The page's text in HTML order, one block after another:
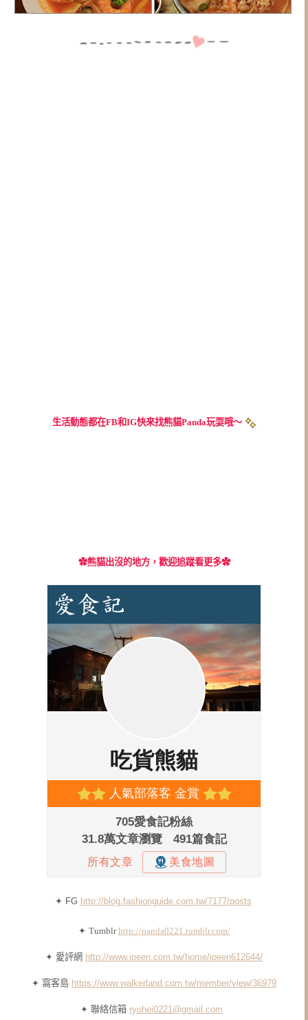
生活動態都在FB和IG快來找熊貓Panda玩耍哦～
✿熊貓出沒的地方，歡迎追蹤看更多✿
✦ FG http://blog.fashionguide.com.tw/7177/posts
✦ Tumblrhttp://panda0221.tumblr.com/
✦ 愛評網 http://www.ipeen.com.tw/home/ipeen612644/
✦ 窩客島 https://www.walkerland.com.tw/member/view/36979
✦ 聯絡信箱 ryohei0221@gmail.com